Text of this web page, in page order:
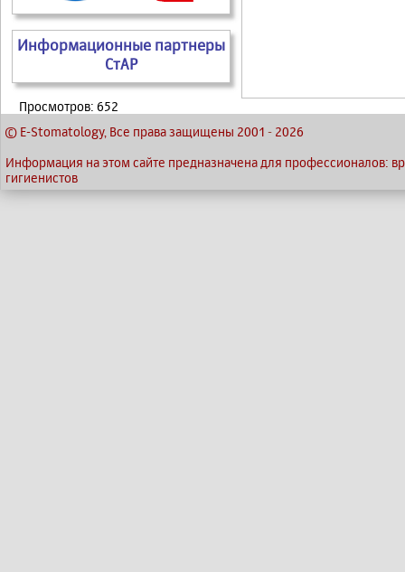
Информационные партнеры
СтАР
Просмотров: 652
© E-Stomatology, Все права защищены 2001 - 2026
Информация на этом сайте предназначена для профессионалов:
гигиенистов